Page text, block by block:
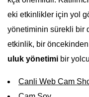
eki etkinlikler için yol
yönetiminin sürekli bir
etkinlik, bir öncekinden
uluk yönetimi bir
Canli Web Cam